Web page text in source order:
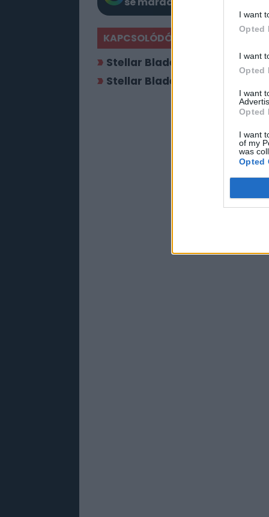
I want
Opted
I want
Opted
I want
Opted
I want
of my
was
Opted
KAPCSOLÓDÓ HÍREK
Stellar Blade és Assassin's
Stellar Blade – EVE szó